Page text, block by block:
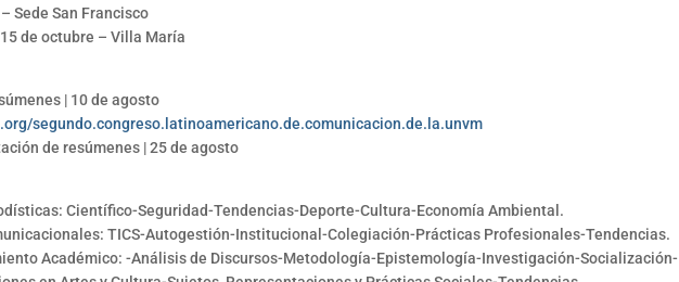
Sede San Francisco
de octubre – Villa María
| 10 de agosto
segundo.congreso.latinoamericano.de.comunicacion.de.la.unvm
de resúmenes | 25 de agosto
Científico-Seguridad-Tendencias-Deporte-Cultura-Economía Ambiental.
TICS-Autogestión-Institucional-Colegiación-Prácticas Profesionales-Tendencias.
Académico: -Análisis de Discursos-Metodología-Epistemología-Investigación-Socialización-